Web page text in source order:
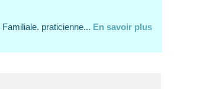
praticienne... En savoir plus